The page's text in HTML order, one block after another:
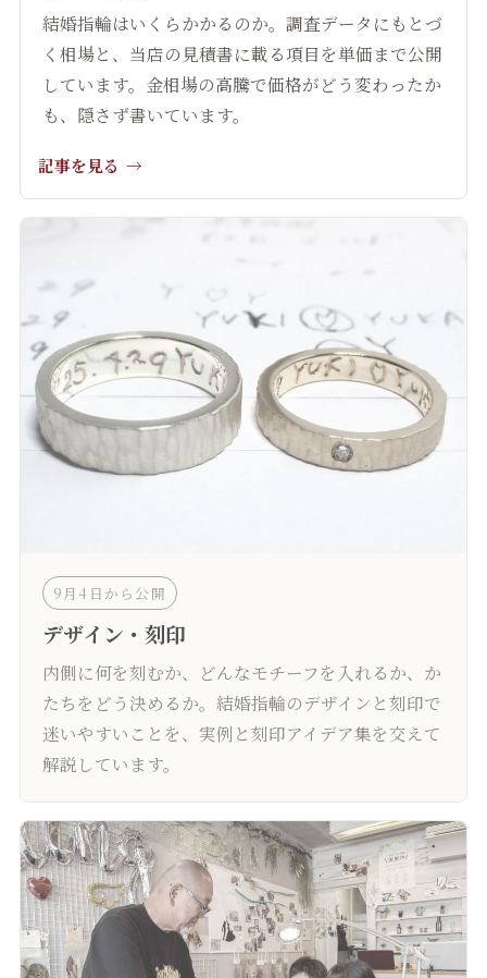
結婚指輪はいくらかかるのか。調査データにもとづ
く相場と、当店の見積書に載る項目を単価まで公開
しています。金相場の高騰で価格がどう変わったか
も、隠さず書いています。
記事を見る
9月4日から公開
デザイン・刻印
内側に何を刻むか、どんなモチーフを入れるか、か
たちをどう決めるか。結婚指輪のデザインと刻印で
迷いやすいことを、実例と刻印アイデア集を交えて
解説しています。